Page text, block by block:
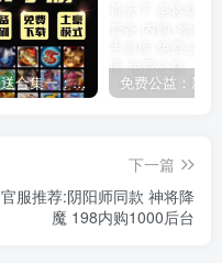
黄金会员送合集一：150款后台手游合集
下一篇
官服推荐:阴阳师同款 神将降
魔 198内购1000后台